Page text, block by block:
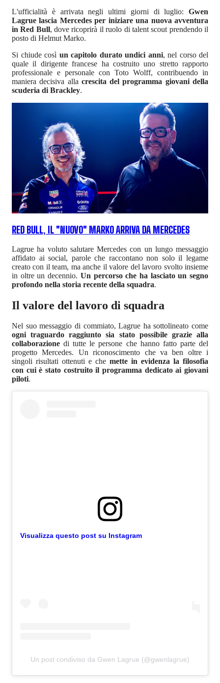
L'ufficialità è arrivata negli ultimi giorni di luglio: Gwen
Lagrue lascia Mercedes per iniziare una nuova avventura
in Red Bull, dove ricoprirà il ruolo di talent scout prendendo il
posto di Helmut Marko.
Si chiude così un capitolo durato undici anni, nel corso del
quale il dirigente francese ha costruito uno stretto rapporto
professionale e personale con Toto Wolff, contribuendo in
maniera decisiva alla crescita del programma giovani della
scuderia di Brackley.
RED BULL, IL "NUOVO" MARKO ARRIVA DA MERCEDES
Lagrue ha voluto salutare Mercedes con un lungo messaggio
affidato ai social, parole che raccontano non solo il legame
creato con il team, ma anche il valore del lavoro svolto insieme
in oltre un decennio. Un percorso che ha lasciato un segno
profondo nella storia recente della squadra.
Il valore del lavoro di squadra
Nel suo messaggio di commiato, Lagrue ha sottolineato come
ogni traguardo raggiunto sia stato possibile grazie alla
collaborazione di tutte le persone che hanno fatto parte del
progetto Mercedes. Un riconoscimento che va ben oltre i
singoli risultati ottenuti e che mette in evidenza la filosofia
con cui è stato costruito il programma dedicato ai giovani
piloti.
Visualizza questo post su Instagram
Un post condiviso da Gwen Lagrue (@gwenlagrue)